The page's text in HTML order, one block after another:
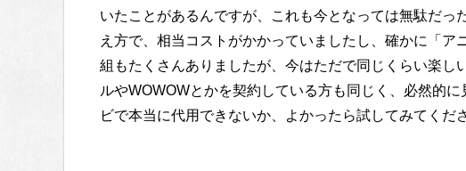
いたことがあるんですが、これも今となっては無駄だっ
え方で、相当コストがかかっていましたし、確かに「ア
組もたくさんありましたが、今はただで同じくらい楽し
ルやWOWOWとかを契約している方も同じく、必然的
ビで本当に代用できないか、よかったら試してみてくだ